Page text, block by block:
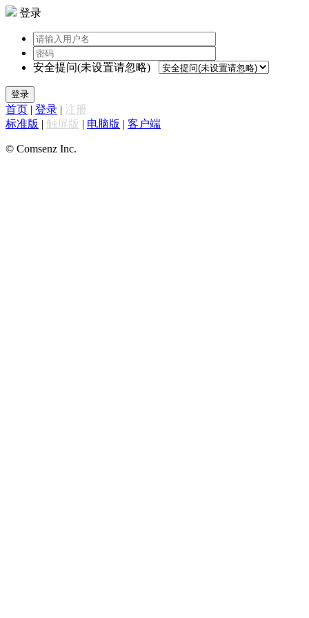
登录
安全提问(未设置请忽略)
登录
首页 | 登录 | 注册
标准版 | 触屏版 | 电脑版 | 客户端
© Comsenz Inc.